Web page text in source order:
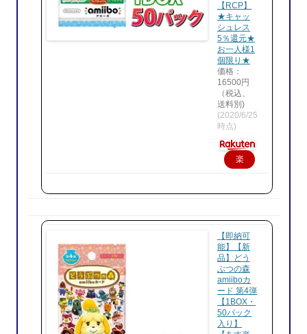
【RCP】
★キャッ
シュレス
5％還元★
お一人様1
個限り★
価格：
16500円
（税込、
送料別)
(2020/6/25
時点)
楽
で
入
【即納可
能】【新
品】どう
ぶつの森
amiiboカ
ード 第4弾
【1BOX・
50パック
入り】